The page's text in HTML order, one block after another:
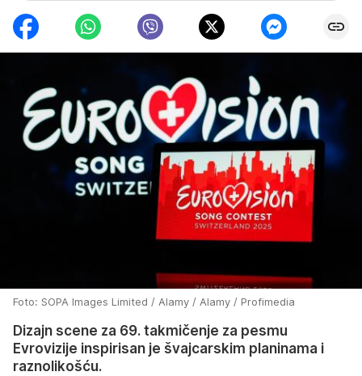
Foto: SOPA Images Limited / Alamy / Alamy / Profimedia
Dizajn scene za 69. takmičenje za pesmu
Evrovizije inspirisan je švajcarskim planinama i
raznolikošću.